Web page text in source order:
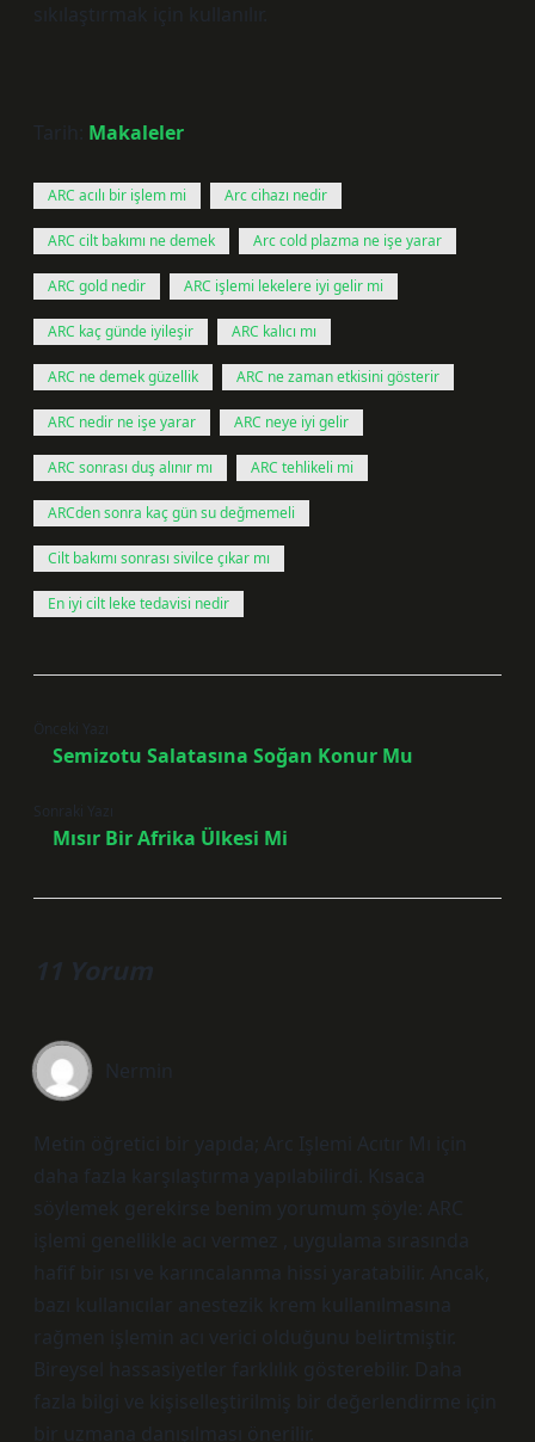
sıkılaştırmak için kullanılır.
Tarih: Makaleler
ARC acılı bir işlem mi Arc cihazı nedir
ARC cilt bakımı ne demek Arc cold plazma ne işe yarar
ARC gold nedir ARC işlemi lekelere iyi gelir mi
ARC kaç günde iyileşir ARC kalıcı mı
ARC ne demek güzellik ARC ne zaman etkisini gösterir
ARC nedir ne işe yarar ARC neye iyi gelir
ARC sonrası duş alınır mı ARC tehlikeli mi
ARCden sonra kaç gün su değmemeli
Cilt bakımı sonrası sivilce çıkar mı
En iyi cilt leke tedavisi nedir
Önceki Yazı
Semizotu Salatasına Soğan Konur Mu
Sonraki Yazı
Mısır Bir Afrika Ülkesi Mi
11 Yorum
Nermin
Metin öğretici bir yapıda; Arc Işlemi Acıtır Mı için
daha fazla karşılaştırma yapılabilirdi. Kısaca
söylemek gerekirse benim yorumum şöyle: ARC
işlemi genellikle acı vermez , uygulama sırasında
hafif bir ısı ve karıncalanma hissi yaratabilir. Ancak,
bazı kullanıcılar anestezik krem kullanılmasına
rağmen işlemin acı verici olduğunu belirtmiştir.
Bireysel hassasiyetler farklılık gösterebilir. Daha
fazla bilgi ve kişiselleştirilmiş bir değerlendirme için
bir uzmana danışılması önerilir.